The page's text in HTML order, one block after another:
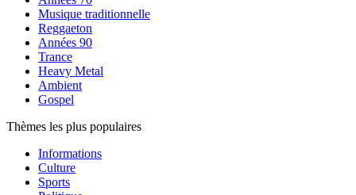
Musique traditionnelle
Reggaeton
Années 90
Trance
Heavy Metal
Ambient
Gospel
Thèmes les plus populaires
Informations
Culture
Sports